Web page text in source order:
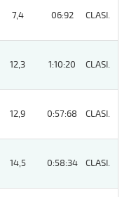
7,4 06:92 CLASI.
12,3 1:10:20 CLASI.
12,9 0:57:68 CLASI.
14,5 0:58:34 CLASI.